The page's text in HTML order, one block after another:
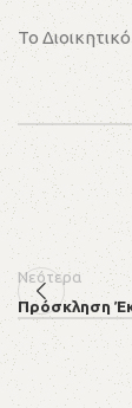
Το
Νεότερα
Πρόσκληση